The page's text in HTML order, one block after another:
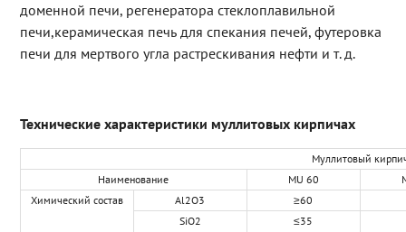
доменной печи, регенератора стеклоплавильной
печи,керамическая печь для спекания печей, футеровка
печи для мертвого угла растрескивания нефти и т. д.
Технические характеристики муллитовых кирпичах
Муллитовый
Наименование
MU 60
Химический состав
Al2O3
≥60
SiO2
≤35